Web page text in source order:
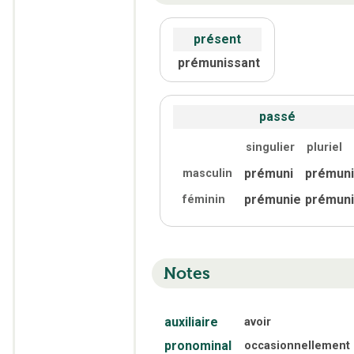
présent
prémunissant
passé
singulier
pluriel
masculin
prémuni
féminin prémunie
Notes
auxiliaire avoir
pronominal occasionnellement